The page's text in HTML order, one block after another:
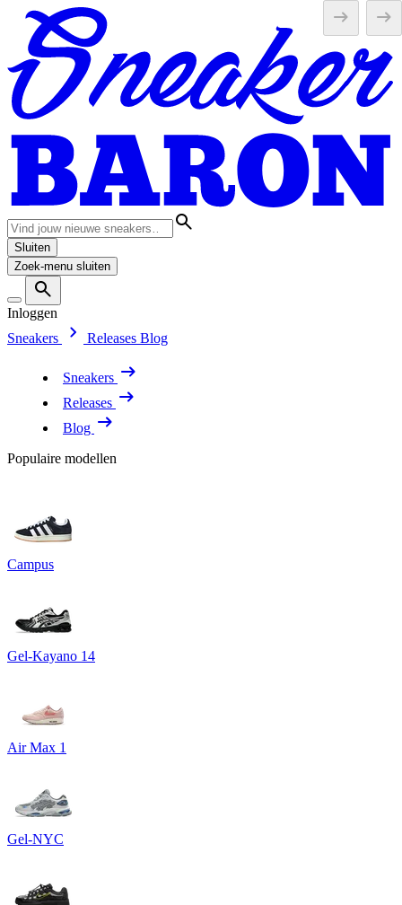
Sluiten
Zoek-menu sluiten
Inloggen
Sneakers
Releases Blog
Sneakers
Releases
Blog
Populaire modellen
Campus
Gel-Kayano 14
Air Max 1
Gel-NYC